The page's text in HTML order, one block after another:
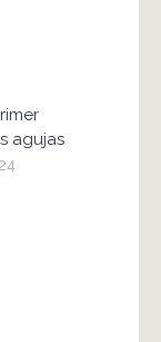
agujas